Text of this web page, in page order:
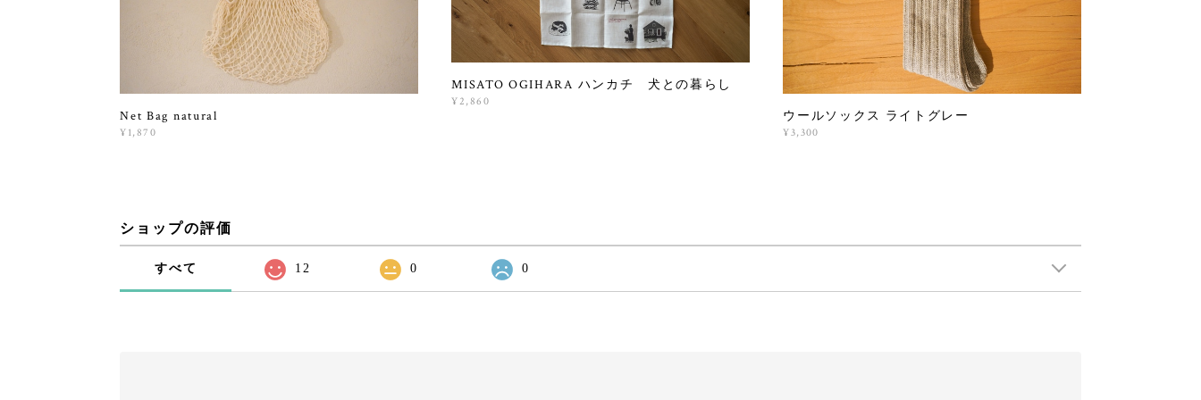
Net Bag natural
¥1,870
MISATO OGIHARA ハンカチ 犬との暮らし
¥2,860
ウールソックス ライトグレー
¥3,300
ショップの評価
すべて 12 0 0